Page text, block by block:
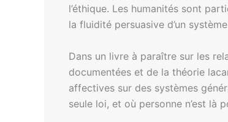
l’éthique. Les humanités sont
la fluidité persuasive d’un
Dans un livre à paraître sur les
documentées et de la théorie
affectives sur des systèmes
seule loi, et où personne n’est là